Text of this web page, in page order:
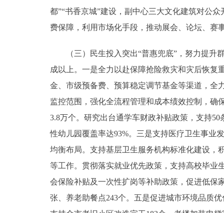
都”“书香京城”建设，副中心三大文化建筑对公
费保障，利用市场化手段，推动展会、论坛、赛
（三）民生投入突出“普惠兜底”，努力提升群
成以上。一是全力以赴保障抢险救灾和灾后恢
金、市级预备费、预算稳定调节基金等渠道，全
监控范围，强化全流程管理和成本绩效控制，确
3.8万个。研究出台通学车财政补贴政策，支持
性幼儿园覆盖率达93%。三是支持医疗卫生事业
均衡布局。支持基层卫生服务机构标准化建设，
等工作。贯彻落实就业优先政策，支持高校毕业
会保险补贴及一次性扩岗等补助政策，促进低保
张、养老助餐点243个。五是促进城市环境品质